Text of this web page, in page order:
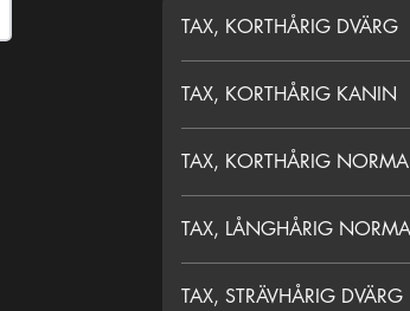
TAX, KORTHÅRIG DVÄRG
TAX, KORTHÅRIG KANIN
TAX, KORTHÅRIG
TAX, LÅNGHÅRIG
TAX, STRÄVHÅRIG DVÄRG